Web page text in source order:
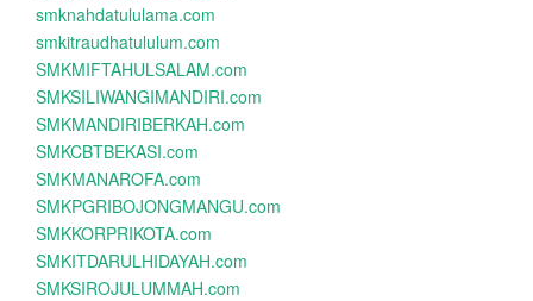
smknahdatululama.com
smkitraudhatululum.com
SMKMIFTAHULSALAM.com
SMKSILIWANGIMANDIRI.com
SMKMANDIRIBERKAH.com
SMKCBTBEKASI.com
SMKMANAROFA.com
SMKPGRIBOJONGMANGU.com
SMKKORPRIKOTA.com
SMKITDARULHIDAYAH.com
SMKSIROJULUMMAH.com